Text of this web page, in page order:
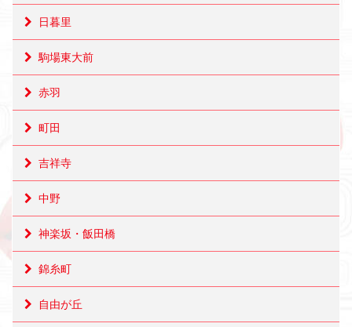
日暮里
駒場東大前
赤羽
町田
吉祥寺
中野
神楽坂・飯田橋
錦糸町
自由が丘